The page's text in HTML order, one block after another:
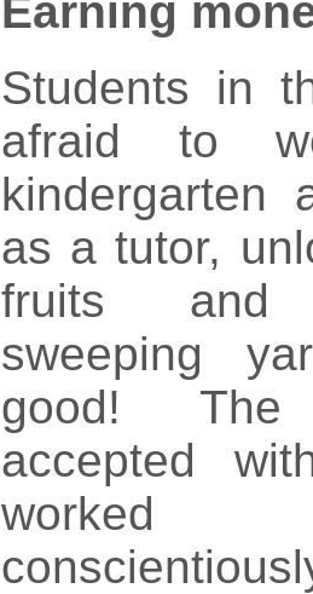
Earning
Students in
afraid to
kindergarten
as a tutor,
fruits and
sweeping
good!
accepted
worked